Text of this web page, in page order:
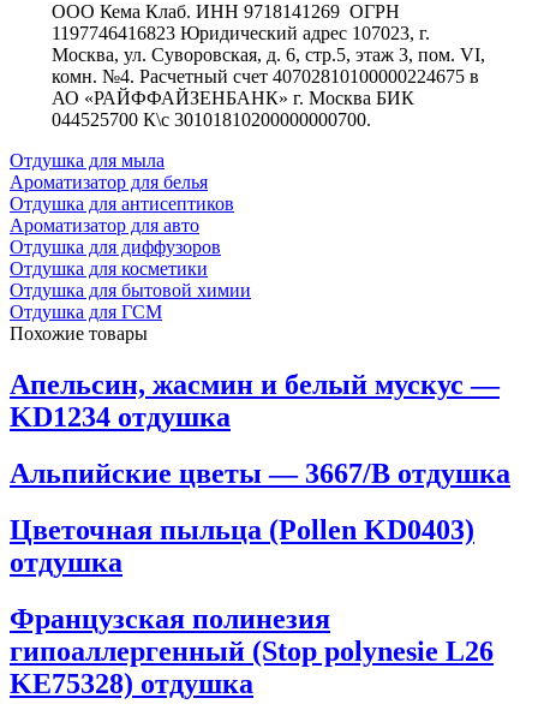
ООО Кема Клаб. ИНН 9718141269 ОГРН
1197746416823 Юридический адрес 107023, г.
Москва, ул. Суворовская, д. 6, стр.5, этаж 3, пом. VI,
комн. №4. Расчетный счет 40702810100000224675 в
АО «РАЙФФАЙЗЕНБАНК» г. Москва БИК
044525700 К\с 30101810200000000700.
Отдушка для мыла
Ароматизатор для белья
Отдушка для антисептиков
Ароматизатор для авто
Отдушка для диффузоров
Отдушка для косметики
Отдушка для бытовой химии
Отдушка для ГСМ
Похожие товары
Апельсин, жасмин и белый мускус —
KD1234 отдушка
Альпийские цветы — 3667/B отдушка
Цветочная пыльца (Pollen KD0403)
отдушка
Французская полинезия
гипоаллергенный (Stop polynesie L26
KE75328) отдушка